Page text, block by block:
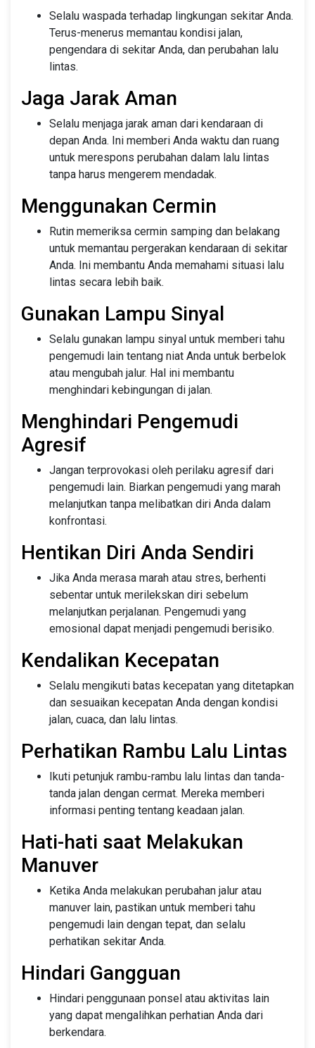
Selalu waspada terhadap lingkungan sekitar Anda.
Terus-menerus memantau kondisi jalan,
pengendara di sekitar Anda, dan perubahan lalu
lintas.
Jaga Jarak Aman
Selalu menjaga jarak aman dari kendaraan di
depan Anda. Ini memberi Anda waktu dan ruang
untuk merespons perubahan dalam lalu lintas
tanpa harus mengerem mendadak.
Menggunakan Cermin
Rutin memeriksa cermin samping dan belakang
untuk memantau pergerakan kendaraan di sekitar
Anda. Ini membantu Anda memahami situasi lalu
lintas secara lebih baik.
Gunakan Lampu Sinyal
Selalu gunakan lampu sinyal untuk memberi tahu
pengemudi lain tentang niat Anda untuk berbelok
atau mengubah jalur. Hal ini membantu
menghindari kebingungan di jalan.
Menghindari Pengemudi
Agresif
Jangan terprovokasi oleh perilaku agresif dari
pengemudi lain. Biarkan pengemudi yang marah
melanjutkan tanpa melibatkan diri Anda dalam
konfrontasi.
Hentikan Diri Anda Sendiri
Jika Anda merasa marah atau stres, berhenti
sebentar untuk merilekskan diri sebelum
melanjutkan perjalanan. Pengemudi yang
emosional dapat menjadi pengemudi berisiko.
Kendalikan Kecepatan
Selalu mengikuti batas kecepatan yang ditetapkan
dan sesuaikan kecepatan Anda dengan kondisi
jalan, cuaca, dan lalu lintas.
Perhatikan Rambu Lalu Lintas
Ikuti petunjuk rambu-rambu lalu lintas dan tanda-
tanda jalan dengan cermat. Mereka memberi
informasi penting tentang keadaan jalan.
Hati-hati saat Melakukan
Manuver
Ketika Anda melakukan perubahan jalur atau
manuver lain, pastikan untuk memberi tahu
pengemudi lain dengan tepat, dan selalu
perhatikan sekitar Anda.
Hindari Gangguan
Hindari penggunaan ponsel atau aktivitas lain
yang dapat mengalihkan perhatian Anda dari
berkendara.